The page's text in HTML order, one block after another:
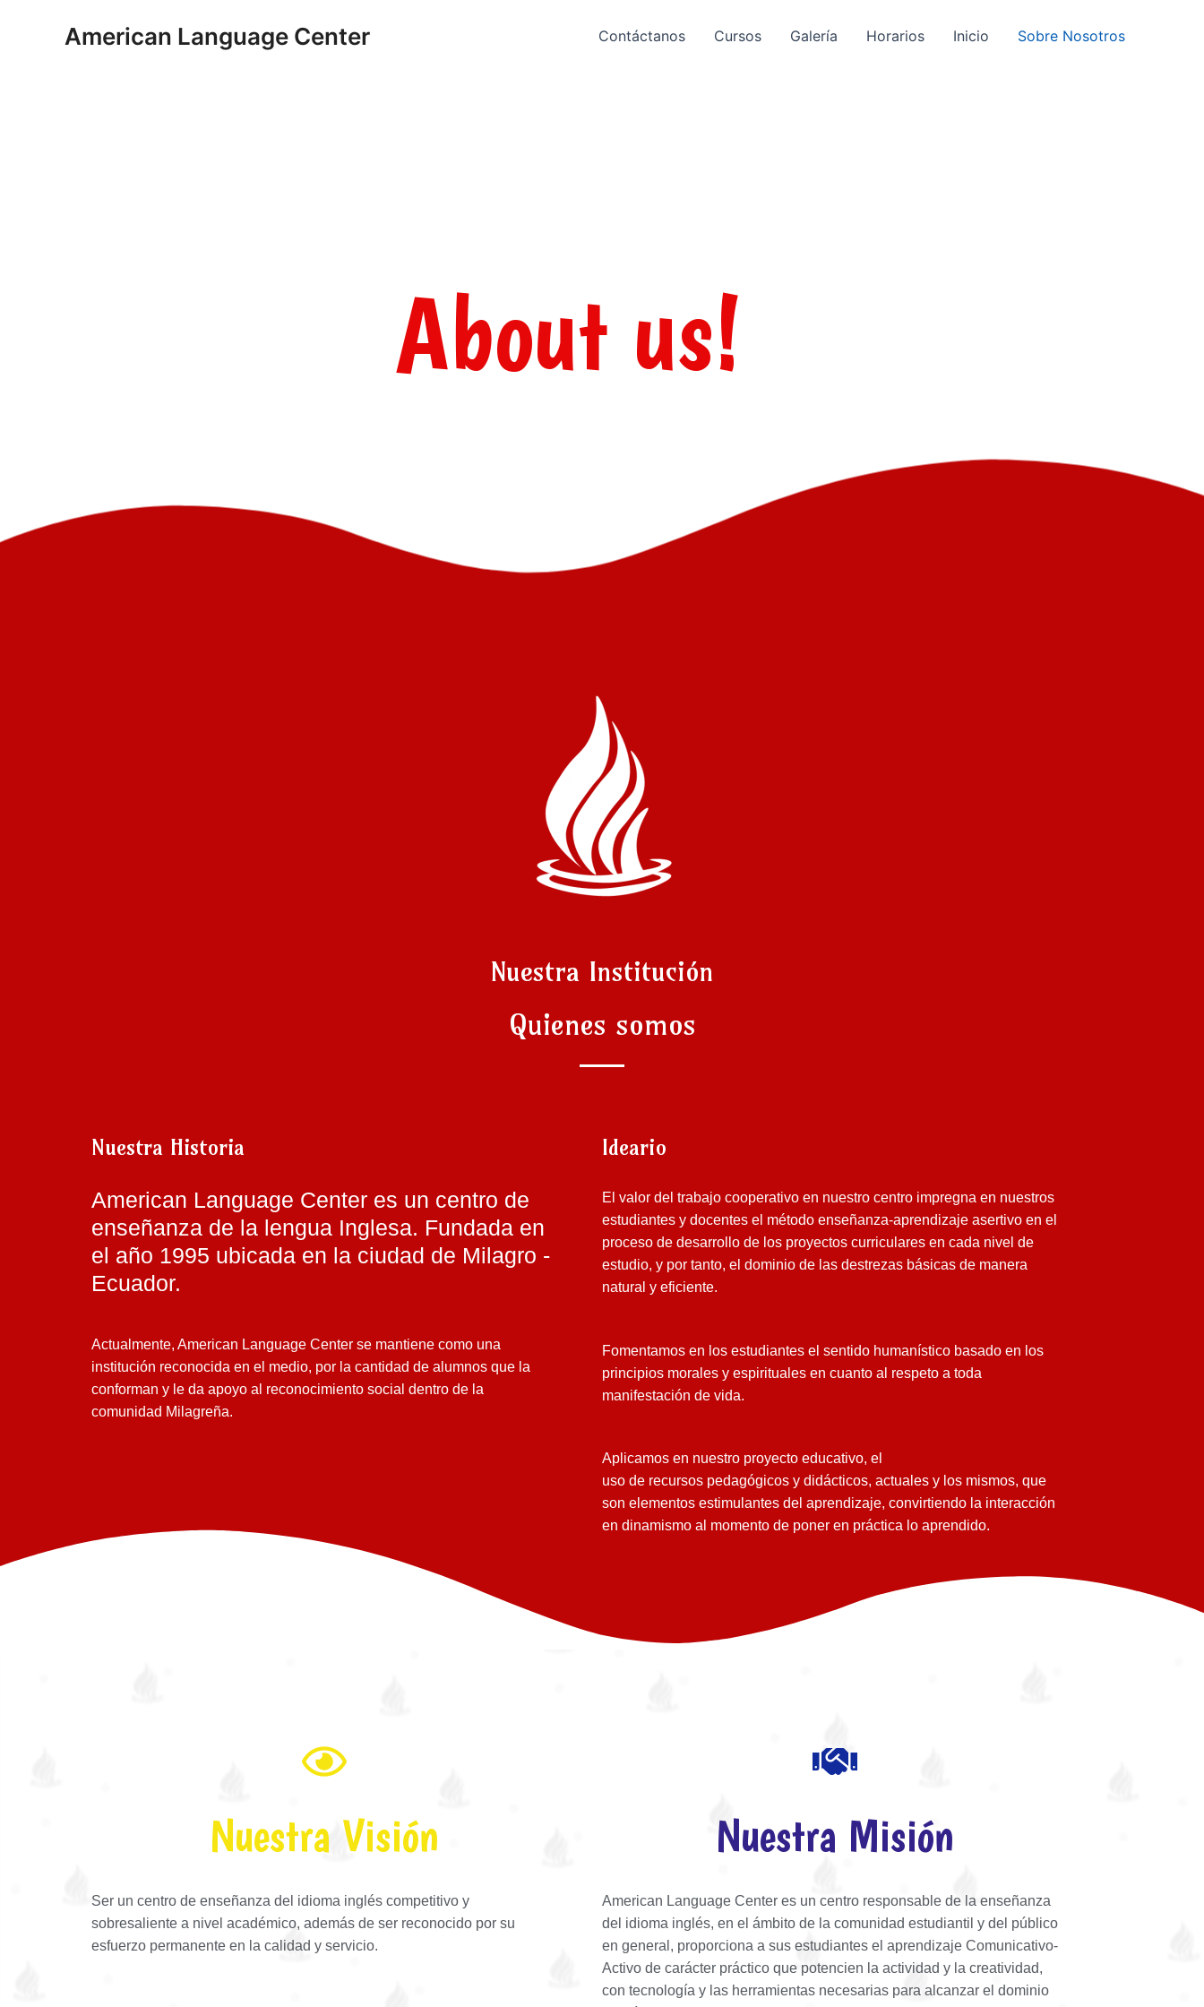
American Language Center Contáctanos Cursos Galería Horarios Inicio Sobre Nosotros
About us!
Nuestra Institución
Quienes somos
Nuestra Historia
American Language Center es un centro de
enseñanza de la lengua Inglesa. Fundada en
el año 1995 ubicada en la ciudad de Milagro -
Ecuador.
Actualmente, American Language Center se mantiene como una
institución reconocida en el medio, por la cantidad de alumnos que la
conforman y le da apoyo al reconocimiento social dentro de la
comunidad Milagreña.
Ideario
El valor del trabajo cooperativo en nuestro centro impregna en nuestros
estudiantes y docentes el método enseñanza-aprendizaje asertivo en el
proceso de desarrollo de los proyectos curriculares en cada nivel de
estudio, y por tanto, el dominio de las destrezas básicas de manera
natural y eficiente.
Fomentamos en los estudiantes el sentido humanístico basado en los
principios morales y espirituales en cuanto al respeto a toda
manifestación de vida.
Aplicamos en nuestro proyecto educativo, el
uso de recursos pedagógicos y didácticos, actuales y los mismos, que
son elementos estimulantes del aprendizaje, convirtiendo la interacción
en dinamismo al momento de poner en práctica lo aprendido.
Nuestra Visión
Ser un centro de enseñanza del idioma inglés competitivo y
sobresaliente a nivel académico, además de ser reconocido por su
esfuerzo permanente en la calidad y servicio.
Nuestra Misión
American Language Center es un centro responsable de la enseñanza
del idioma inglés, en el ámbito de la comunidad estudiantil y del público
en general, proporciona a sus estudiantes el aprendizaje Comunicativo-
Activo de carácter práctico que potencien la actividad y la creatividad,
con tecnología y las herramientas necesarias para alcanzar el dominio